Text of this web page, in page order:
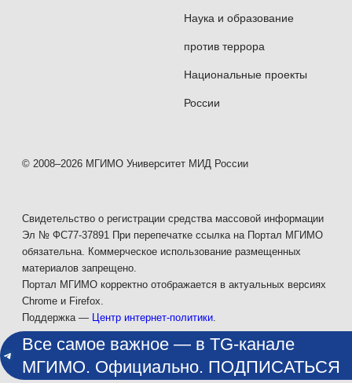
Наука и образование
против террора
Национальные проекты
России
© 2008–2026 МГИМО Университет МИД России
Свидетельство о регистрации средства массовой информации
Эл № ФС77-37891 При перепечатке ссылка на Портал МГИМО
обязательна. Коммерческое использование размещенных
материалов запрещено.
Портал МГИМО корректно отображается в актуальных версиях
Chrome и Firefox.
Поддержка —
Центр интернет-политики
Все самое важное — в TG-канале
МГИМО. Официально. ПОДПИСАТЬСЯ